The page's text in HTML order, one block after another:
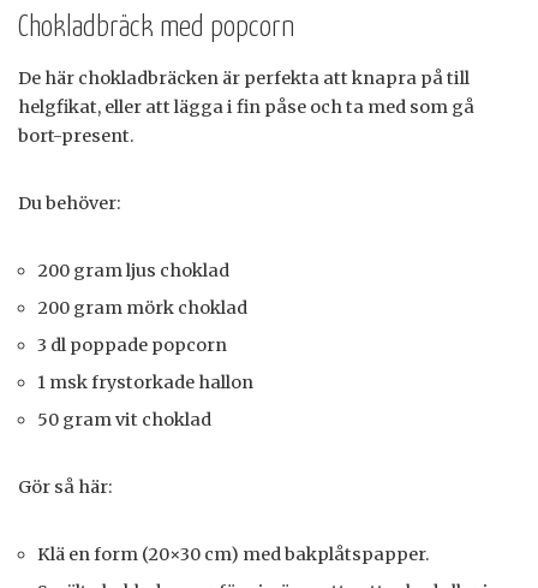
Chokladbräck med popcorn
De här chokladbräcken är perfekta att knapra på till
helgfikat, eller att lägga i fin påse och ta med som gå
bort-present.
Du behöver:
200 gram ljus choklad
200 gram mörk choklad
3 dl poppade popcorn
1 msk frystorkade hallon
50 gram vit choklad
Gör så här:
Klä en form (20×30 cm) med bakplåtspapper.